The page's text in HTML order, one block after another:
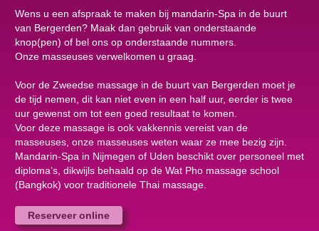
Wens u een afspraak te maken bij mandarin-Spa in de buurt
van Bergerden? Maak dan gebruik van onderstaande
knop(pen) of bel ons op onderstaande nummers.
Onze masseuses verwelkomen u graag.
Voor de Zweedse massage in de buurt van Bergerden moet je
de tijd nemen, dit kan niet even in een half uur, eerder is twee
uur gewenst om tot een goed resultaat te komen.
Voor deze massage is ook vakkennis vereist van de
masseuses, onze masseuses weten waar ze mee bezig zijn.
Mandarin-Spa in Nijmegen of Uden beschikt over personeel met
diploma’s, dikwijls behaald op de Wat Pho massage school
(Bangkok) voor traditionele Thai massage.
Reserveer online